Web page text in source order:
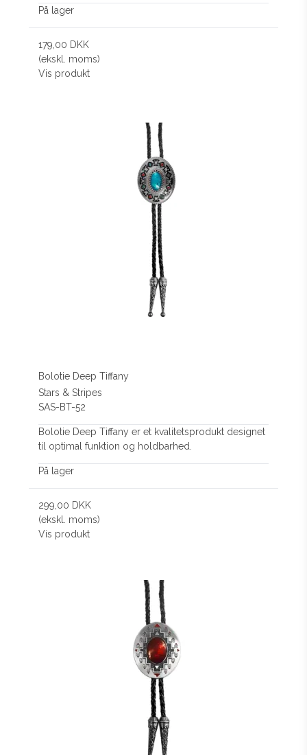
På lager
179,00 DKK
(ekskl. moms)
Vis produkt
Bolotie Deep Tiffany
Stars & Stripes
SAS-BT-52
Bolotie Deep Tiffany er et kvalitetsprodukt designet
til optimal funktion og holdbarhed.
På lager
299,00 DKK
(ekskl. moms)
Vis produkt